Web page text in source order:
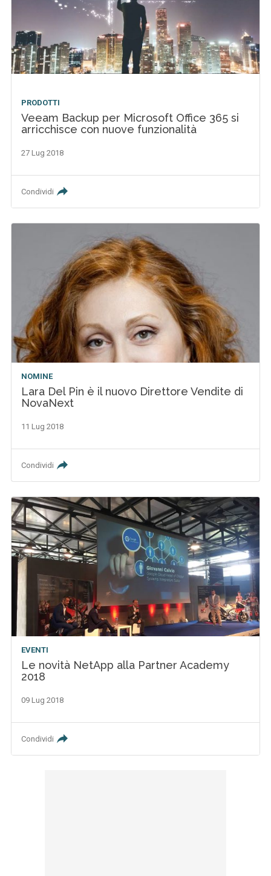
PRODOTTI
Veeam Backup per Microsoft Office 365 si
arricchisce con nuove funzionalità
27 Lug 2018
Condividi
NOMINE
Lara Del Pin è il nuovo Direttore Vendite di
NovaNext
11 Lug 2018
Condividi
EVENTI
Le novità NetApp alla Partner Academy
2018
09 Lug 2018
Condividi